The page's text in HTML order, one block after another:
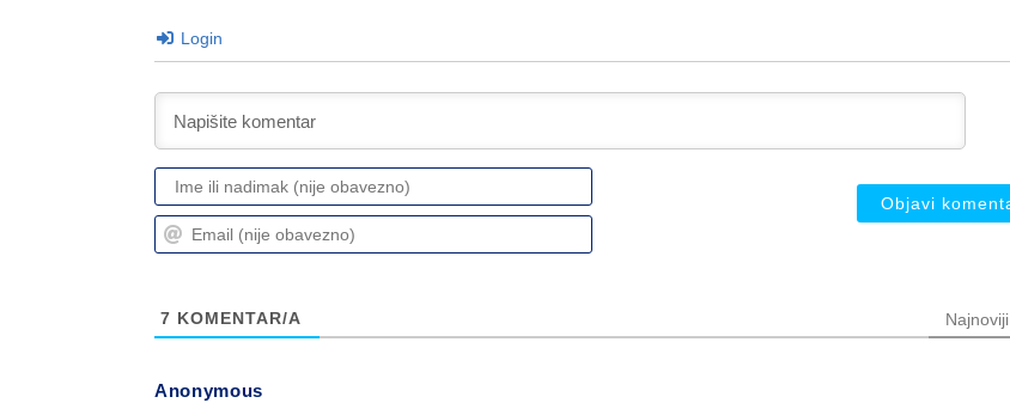
Login
Ime
ili
nadimak
Email
(nije
7 KOMENTAR/A Najnoviji
Anonymous